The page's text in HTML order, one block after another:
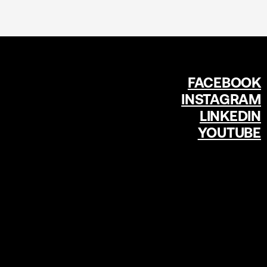
FACEBOOK
INSTAGRAM
LINKEDIN
YOUTUBE